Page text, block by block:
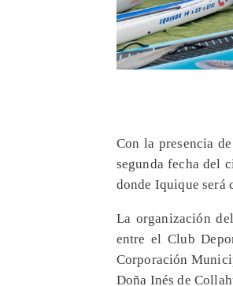
Con la presencia
segunda fecha del
donde Iquique será
La organización
entre el Club
Corporación
Doña Inés de